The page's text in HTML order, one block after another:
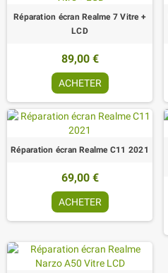
Réparation écran Realme 7 Vitre +
LCD
89,00 €
ACHETER
Réparation écran Realme C11 2021
69,00 €
ACHETER